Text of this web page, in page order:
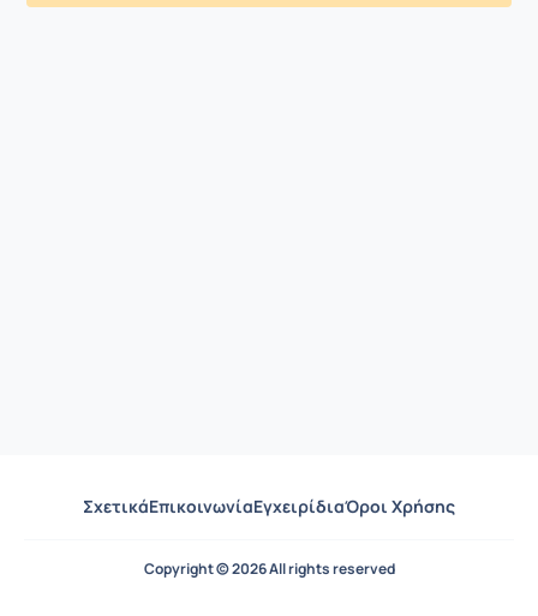
ΣχετικάΕπικοινωνίαΕγχειρίδιαΌροι Χρήσης
Copyright © 2026 All rights reserved